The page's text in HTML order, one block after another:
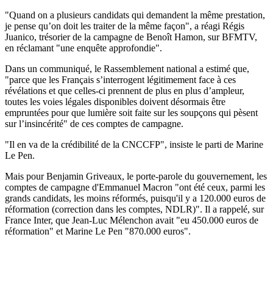
"Quand on a plusieurs candidats qui demandent la même prestation,
je pense qu’on doit les traiter de la même façon", a réagi Régis
Juanico, trésorier de la campagne de Benoît Hamon, sur BFMTV,
en réclamant "une enquête approfondie".
Dans un communiqué, le Rassemblement national a estimé que,
"parce que les Français s’interrogent légitimement face à ces
révélations et que celles-ci prennent de plus en plus d’ampleur,
toutes les voies légales disponibles doivent désormais être
empruntées pour que lumière soit faite sur les soupçons qui pèsent
sur l’insincérité" de ces comptes de campagne.
"Il en va de la crédibilité de la CNCCFP", insiste le parti de Marine
Le Pen.
Mais pour Benjamin Griveaux, le porte-parole du gouvernement, les
comptes de campagne d'Emmanuel Macron "ont été ceux, parmi les
grands candidats, les moins réformés, puisqu'il y a 120.000 euros de
réformation (correction dans les comptes, NDLR)". Il a rappelé, sur
France Inter, que Jean-Luc Mélenchon avait "eu 450.000 euros de
réformation" et Marine Le Pen "870.000 euros".